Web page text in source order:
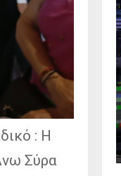
: Η
Σύρα